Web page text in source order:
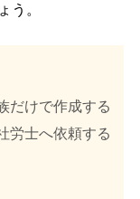
う。
だけで作成する
労士へ依頼する